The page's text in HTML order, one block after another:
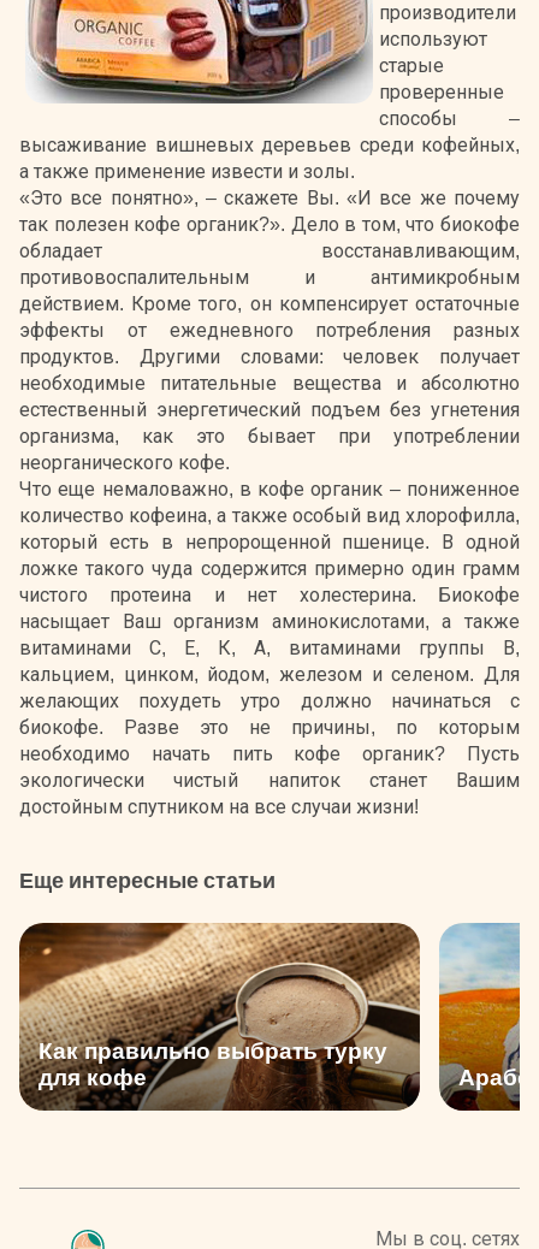
производители
используют
старые
проверенные
способы –
высаживание вишневых деревьев среди кофейных,
а также применение извести и золы.
«Это все понятно», – скажете Вы. «И все же почему
так полезен кофе органик?». Дело в том, что биокофе
обладает восстанавливающим,
противовоспалительным и антимикробным
действием. Кроме того, он компенсирует остаточные
эффекты от ежедневного потребления разных
продуктов. Другими словами: человек получает
необходимые питательные вещества и абсолютно
естественный энергетический подъем без угнетения
организма, как это бывает при употреблении
неорганического кофе.
Что еще немаловажно, в кофе органик – пониженное
количество кофеина, а также особый вид хлорофилла,
который есть в непророщенной пшенице. В одной
ложке такого чуда содержится примерно один грамм
чистого протеина и нет холестерина. Биокофе
насыщает Ваш организм аминокислотами, а также
витаминами С, Е, К, А, витаминами группы В,
кальцием, цинком, йодом, железом и селеном. Для
желающих похудеть утро должно начинаться с
биокофе. Разве это не причины, по которым
необходимо начать пить кофе органик? Пусть
экологически чистый напиток станет Вашим
достойным спутником на все случаи жизни!
Еще интересные статьи
Как правильно выбрать турку
для кофе
Мы в соц. сетях